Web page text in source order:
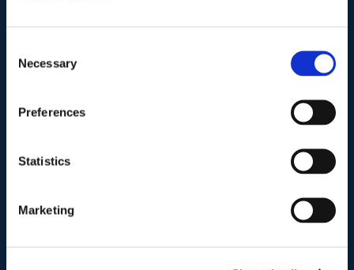
Selection
Necessary
Preferences
Statistics
Marketing
Telefono
(+39) 06.3700089
Mail e Pec